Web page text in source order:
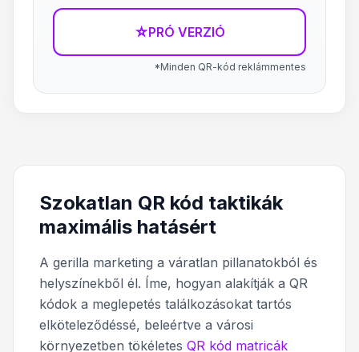
☆PRÓ VERZIÓ
*Minden QR-kód reklámmentes
Szokatlan QR kód taktikák
maximális hatásért
A gerilla marketing a váratlan pillanatokból és
helyszínekből él. Íme, hogyan alakítják a QR
kódok a meglepetés találkozásokat tartós
elköteleződéssé, beleértve a városi
környezetben tökéletes QR kód matricák